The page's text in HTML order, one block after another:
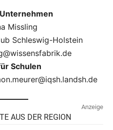
Missling
Schleswig-Holstein
Schulen